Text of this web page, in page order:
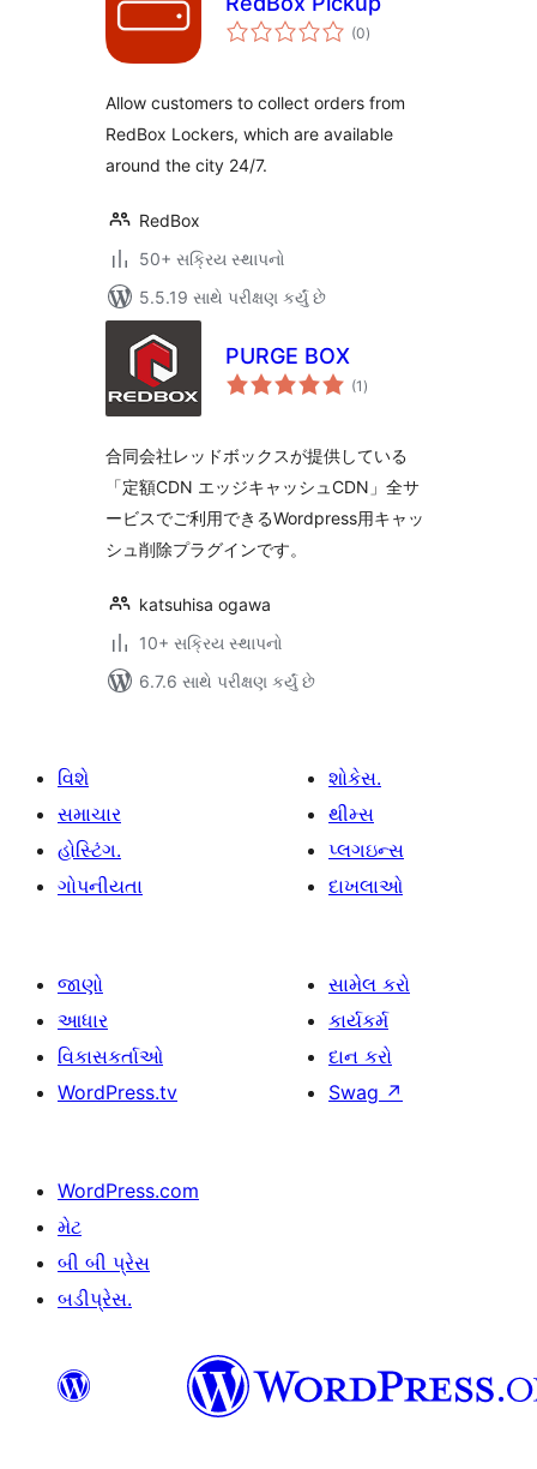
(0કુલ
રેટિંગ્સ
)
Allow customers to collect orders from
RedBox Lockers, which are available
around the city 24/7.
RedBox
50+ સક્રિય સ્થાપનો
5.5.19 સાથે પરીક્ષણ કર્યું છે
PURGE BOX
(1 કુલ
રેટિંગ્સ
)
合同会社レッドボックスが提供している
「定額CDN エッジキャッシュCDN」全サ
ービスでご利用できるWordpress用キャッ
シュ削除プラグインです。
katsuhisa ogawa
10+ સક્રિય સ્થાપનો
6.7.6 સાથે પરીક્ષણ કર્યું છે
વિશે
સમાચાર
હોસ્ટિંગ.
ગોપનીયતા
શોકેસ.
થીમ્સ
પ્લગઇન્સ
દાખલાઓ
જાણો
આધાર
વિકાસકર્તાઓ
WordPress.tv
સામેલ કરો
કાર્યકર્મ
દાન કરો
Swag ↗
WordPress.com
મેટ
બી બી પ્રેસ
બડીપ્રેસ.